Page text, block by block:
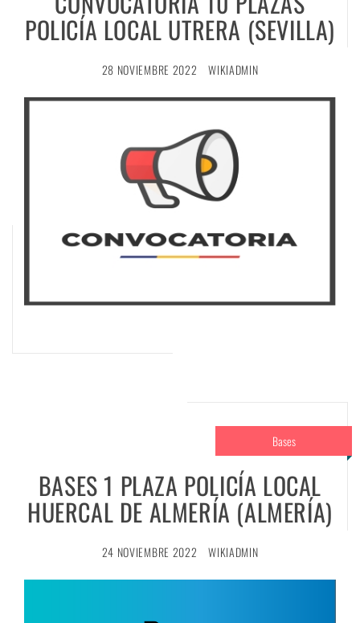
POLICÍA LOCAL UTRERA (SEVILLA)
28 NOVIEMBRE 2022 WIKIADMIN
Bases
BASES 1 PLAZA POLICÍA LOCAL
HUERCAL DE ALMERÍA (ALMERÍA)
24 NOVIEMBRE 2022 WIKIADMIN